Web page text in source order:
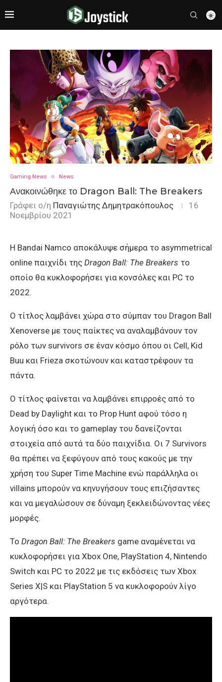
Gaming News News
Ανακοινώθηκε το Dragon Ball: The Breakers
Γράφει ο/η Παναγιώτης Δημητρακόπουλος
16
Νοεμβρίου 2021
Η Bandai Namco αποκάλυψε σήμερα το asymmetrical
online παιχνίδι της Dragon Ball: The Breakers το
οποίο θα κυκλοφορήσει για κονσόλες και PC το
2022.
Ο τίτλος λαμβάνει χώρα στο σύμπαν του Dragon Ball
Xenoverse με τους παίκτες να αναλαμβάνουν τον
ρόλο των survivors σε έναν κόσμο όπου οι Cell, Kid
Buu και Frieza σκοτώνουν και καταστρέφουν τα
πάντα.
Ο τίτλος φαίνεται να λαμβάνει επιρροές από το
Dead by Daylight και το Prop Hunt αφού τόσο η
λογική όσο και το gameplay του δανείζονται
στοιχεία από αυτά τα δύο παιχνίδια. Οι 7 Survivors
θα πρέπει να ξεφύγουν από τους κακούς με την
χρήση του Super Time Machine ενώ παράλληλα οι
villains μπορούν να κηνυγήσουν τους επιζήσαντες
και να μεγαλώσουν σε δύναμη ξεκλειδώνοντας νέες
μορφές.
Το Dragon Ball: The Breakers game αναμένεται να
κυκλοφορήσει για Xbox One, PlayStation 4, Nintendo
Switch και PC το 2022 με τις εκδόσεις των Xbox
Series X|S και PlayStation 5 να κυκλοφορούν λίγο
αργότερα.